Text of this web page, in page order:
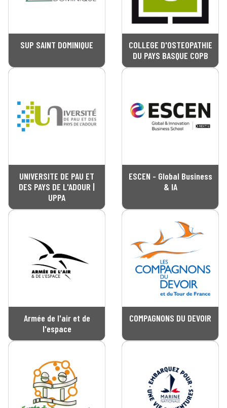
SUP SAINT DOMINIQUE
COLLEGE D'OSTEOPATHIE
DU PAYS BASQUE COPB
UNIVERSITE DE PAU ET
DES PAYS DE L'ADOUR |
UPPA
ESCEN - Global Business
& IA
Armée de l'air et de
l'espace
COMPAGNONS DU DEVOIR